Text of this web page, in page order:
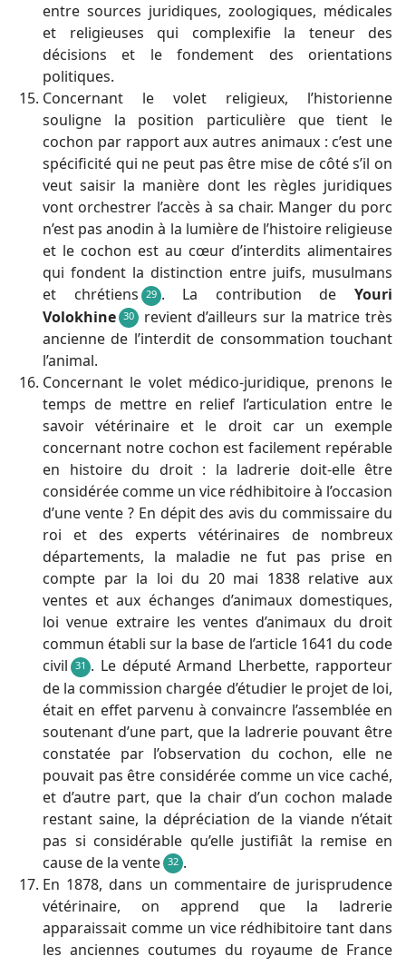
entre sources juridiques, zoologiques, médicales
et religieuses qui complexifie la teneur des
décisions et le fondement des orientations
politiques.
Concernant le volet religieux, l’historienne
souligne la position particulière que tient le
cochon par rapport aux autres animaux : c’est une
spécificité qui ne peut pas être mise de côté s’il on
veut saisir la manière dont les règles juridiques
vont orchestrer l’accès à sa chair. Manger du porc
n’est pas anodin à la lumière de l’histoire religieuse
et le cochon est au cœur d’interdits alimentaires
qui fondent la distinction entre juifs, musulmans
et chrétiens
29 . La contribution deYouri
Volokhine 30
revient d’ailleurs sur la matrice très
ancienne de l’interdit de consommation touchant
l’animal.
Concernant le volet médico-juridique, prenons le
temps de mettre en relief l’articulation entre le
savoir vétérinaire et le droit car un exemple
concernant notre cochon est facilement repérable
en histoire du droit : la ladrerie doit-elle être
considérée comme un vice rédhibitoire à l’occasion
d’une vente ? En dépit des avis du commissaire du
roi et des experts vétérinaires de nombreux
départements, la maladie ne fut pas prise en
compte par la loi du 20 mai 1838 relative aux
ventes et aux échanges d’animaux domestiques,
loi venue extraire les ventes d’animaux du droit
commun établi sur la base de l’article 1641 du code
civil 31 . Le député Armand Lherbette, rapporteur
de la commission chargée d’étudier le projet de loi,
était en effet parvenu à convaincre l’assemblée en
soutenant d’une part, que la ladrerie pouvant être
constatée par l’observation du cochon, elle ne
pouvait pas être considérée comme un vice caché,
et d’autre part, que la chair d’un cochon malade
restant saine, la dépréciation de la viande n’était
pas si considérable qu’elle justifiât la remise en
cause de la vente 32 .
En 1878, dans un commentaire de jurisprudence
vétérinaire, on apprend que la ladrerie
apparaissait comme un vice rédhibitoire tant dans
les anciennes coutumes du royaume de France